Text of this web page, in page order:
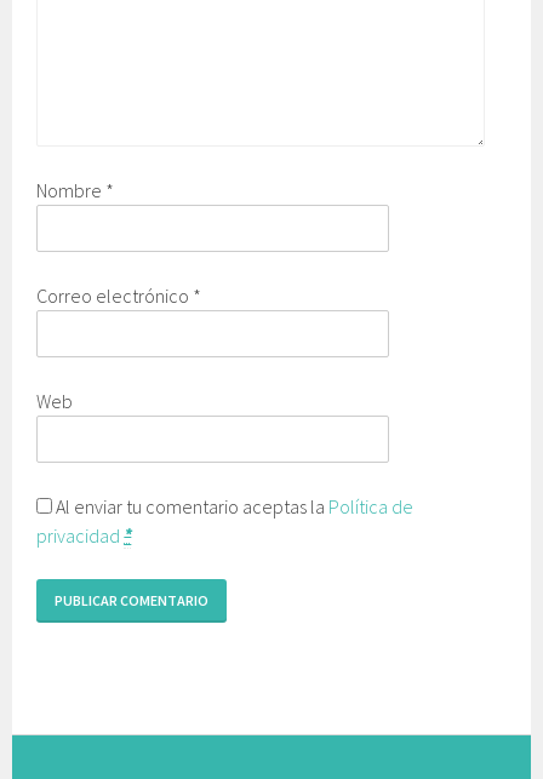
Nombre *
Correo electrónico *
Web
Al enviar tu comentario aceptas la Política de
privacidad *